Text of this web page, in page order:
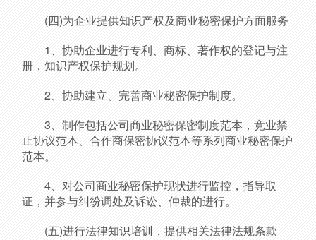
(四)为企业提供知识产权及商业秘密保护方面服务
1、协助企业进行专利、商标、著作权的登记与注
册，知识产权保护规划。
2、协助建立、完善商业秘密保护制度。
3、制作包括公司商业秘密保密制度范本，竞业禁
止协议范本、合作商保密协议范本等系列商业秘密保护
范本。
4、对公司商业秘密保护现状进行监控，指导取
证，并参与纠纷调处及诉讼、仲裁的进行。
(五)进行法律知识培训，提供相关法律法规条款